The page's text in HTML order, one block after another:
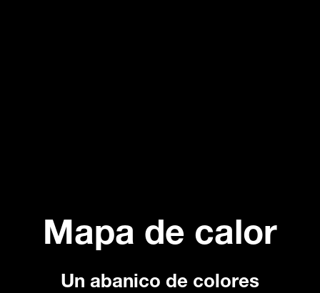
Mapa de calor
Un abanico de colores